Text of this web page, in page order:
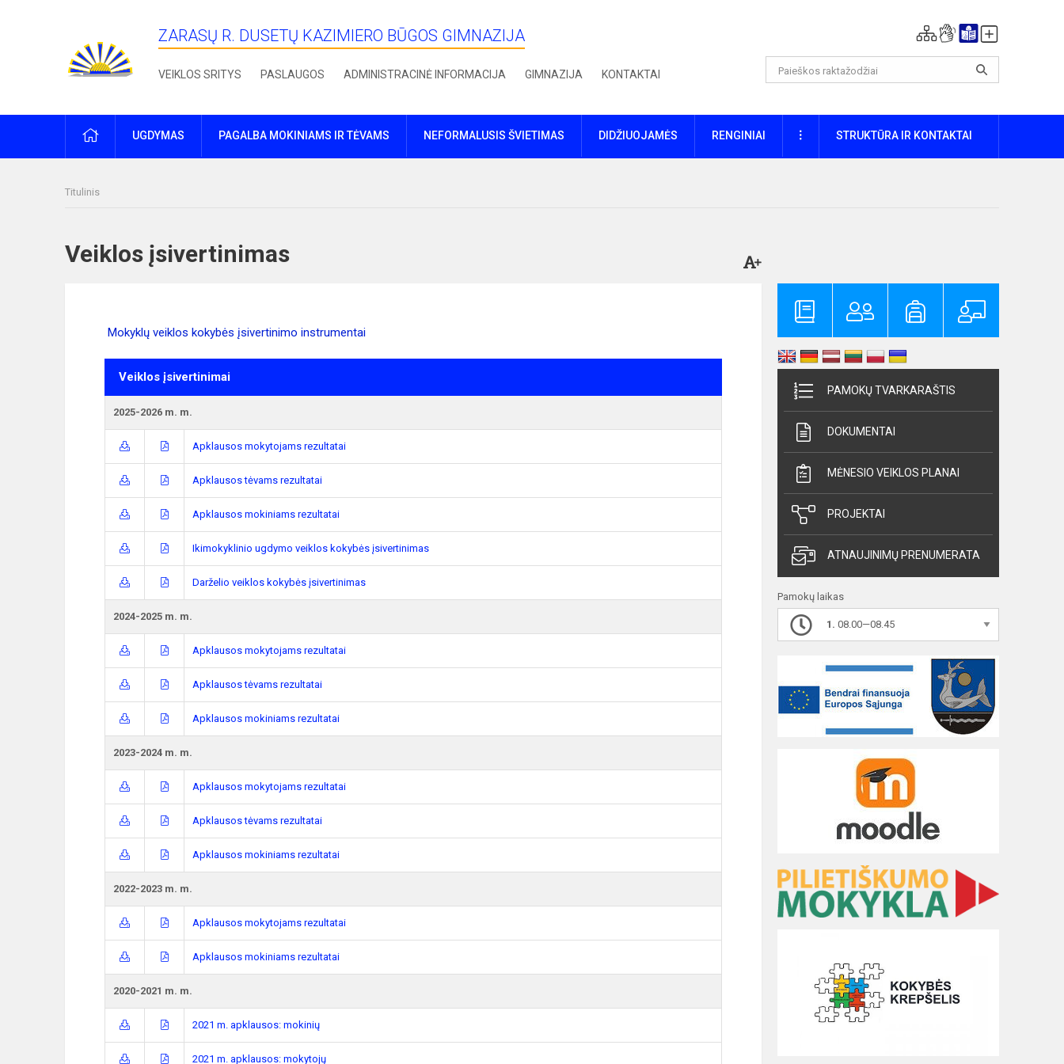
ZARASŲ R. DUSETŲ KAZIMIERO BŪGOS GIMNAZIJA
VEIKLOS SRITYS PASLAUGOS ADMINISTRACINĖ INFORMACIJA GIMNAZIJA KONTAKTAI
PRADŽIAUGDYMAS PAGALBA MOKINIAMS IR TĖVAMS NEFORMALUSIS ŠVIETIMAS DIDŽIUOJAMĖS RENGINIAI DAUGIAUSTRUKTŪRA IR KONTAKTAI
Titulinis
Veiklos įsivertinimas
Mokyklų veiklos kokybės įsivertinimo instrumentai
Veiklos įsivertinimai
2025-2026 m. m.
Apklausos mokytojams rezultatai
Apklausos tėvams rezultatai
Apklausos mokiniams rezultatai
Ikimokyklinio ugdymo veiklos kokybės įsivertinimas
Darželio veiklos kokybės įsivertinimas
2024-2025 m. m.
Apklausos mokytojams rezultatai
Apklausos tėvams rezultatai
Apklausos mokiniams rezultatai
2023-2024 m. m.
Apklausos mokytojams rezultatai
Apklausos tėvams rezultatai
Apklausos mokiniams rezultatai
2022-2023 m. m.
Apklausos mokytojams rezultatai
Apklausos mokiniams rezultatai
2020-2021 m. m.
2021 m. apklausos: mokinių
2021 m. apklausos: mokytojų
PAMOKŲ TVARKARAŠTIS
DOKUMENTAI
MĖNESIO VEIKLOS PLANAI
PROJEKTAI
ATNAUJINIMŲ PRENUMERATA
Pamokų laikas
1. 08.00—08.45